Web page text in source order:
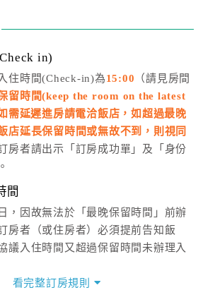
」提出申辦，四方通行
異動，皆為次日計算及辦理。
9:00～晚上6:00
聯絡單、 LINE@、電話：
in)
住時間(Check-in)為15:00 （請見房間
留時間(keep the room on the latest
需延遲進房請電洽飯店，如超過最晚
店延長保留時間或無故不到，則視同
房者請出示「訂房成功單」及「身份
間
，因故無法於「最晚保留時間」前辦
房者（或住房者）必須提前告知飯
議入住時間又超過保留時間未辦理入
看完整訂房規則